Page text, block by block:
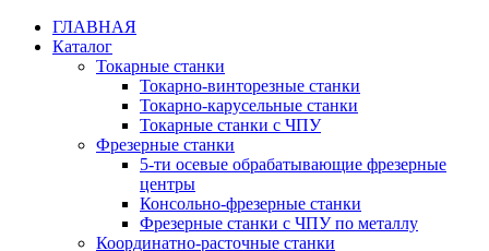
ГЛАВНАЯ
Каталог
Токарные станки
Токарно-винторезные станки
Токарно-карусельные станки
Токарные станки с ЧПУ
Фрезерные станки
5-ти осевые обрабатывающие фрезерные
центры
Консольно-фрезерные станки
Фрезерные станки с ЧПУ по металлу
Координатно-расточные станки